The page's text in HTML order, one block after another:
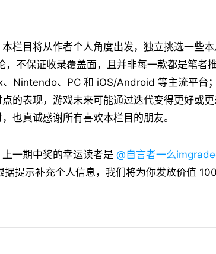
本栏目将从作者个人角度出发，独立挑选一些
，不保证收录覆盖面，且并非每一款都是笔者
Nintendo、PC 和 iOS/Android 等主流平台
的表现，游戏未来可能通过迭代变得更好或
也真诚感谢所有喜欢本栏目的朋友。
上一期中奖的幸运读者是 @自言者一么
据提示补充个人信息，我们将为你发放价值